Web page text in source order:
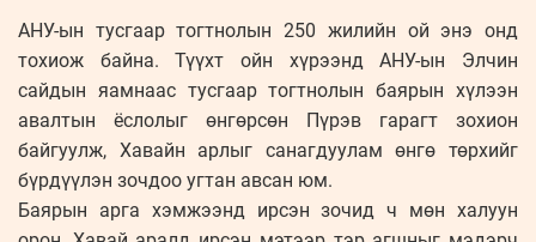
АНУ-ын тусгаар тогтнолын 250 жилийн ой энэ онд
тохиож байна. Түүхт ойн хүрээнд АНУ-ын Элчин
сайдын яамнаас тусгаар тогтнолын баярын хүлээн
авалтын ёслолыг өнгөрсөн Пүрэв гарагт зохион
байгуулж, Хавайн арлыг санагдуулам өнгө төрхийг
бүрдүүлэн зочдоо угтан авсан юм.
Баярын арга хэмжээнд ирсэн зочид ч мөн халуун